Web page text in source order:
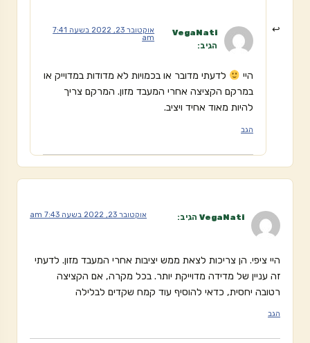
VegaNati
הגיב:
אוקטובר 23, 2022 בשעה 7:41
am
היי
לדעתי מדובר או בכמויות לא מדודות במדוייק או
במרקם הקציצה אחרי המעבד מזון. המרקם צריך
להיות מאוד אחיד ויציב.
הגב
VegaNati הגיב: אוקטובר 23, 2022 בשעה 7:43 am
היי ציפי. הן צריכות לצאת ממש יציבות אחרי המעבד מזון. לדעתי
זה עניין של מדידה מדוייקת יותר. בכל מקרה, אם הקציצה
רטובה יחסית, כדאי להוסיף עוד קמח שקדים לבלילה
הגב